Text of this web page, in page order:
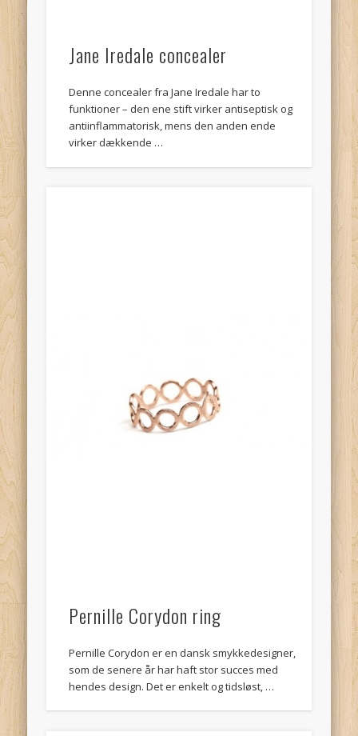
Jane Iredale concealer
Denne concealer fra Jane Iredale har to
funktioner – den ene stift virker antiseptisk og
antiinflammatorisk, mens den anden ende
virker dækkende …
Pernille Corydon ring
Pernille Corydon er en dansk smykkedesigner,
som de senere år har haft stor succes med
hendes design. Det er enkelt og tidsløst, …